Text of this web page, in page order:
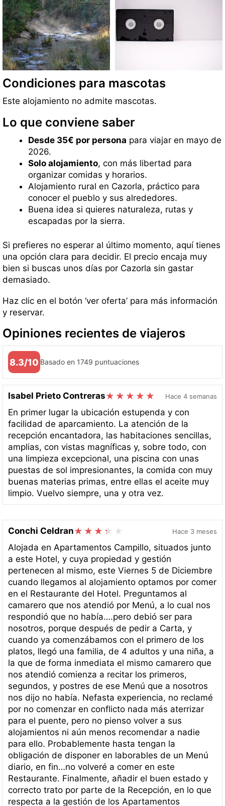
Condiciones para mascotas
Este alojamiento no admite mascotas.
Lo que conviene saber
Desde 35€ por persona para viajar en mayo de
2026.
Solo alojamiento, con más libertad para
organizar comidas y horarios.
Alojamiento rural en Cazorla, práctico para
conocer el pueblo y sus alrededores.
Buena idea si quieres naturaleza, rutas y
escapadas por la sierra.
Si prefieres no esperar al último momento, aquí tienes
una opción clara para decidir. El precio encaja muy
bien si buscas unos días por Cazorla sin gastar
demasiado.
Haz clic en el botón ‘ver oferta’ para más información
y reservar.
Opiniones recientes de viajeros
8.3/10 Basado en 1749 puntuaciones
Isabel Prieto Contreras Hace 4 semanas
En primer lugar la ubicación estupenda y con
facilidad de aparcamiento. La atención de la
recepción encantadora, las habitaciones sencillas,
amplias, con vistas magníficas y, sobre todo, con
una limpieza excepcional, una piscina con unas
puestas de sol impresionantes, la comida con muy
buenas materias primas, entre ellas el aceite muy
limpio. Vuelvo siempre, una y otra vez.
Conchi Celdran Hace 3 meses
Alojada en Apartamentos Campillo, situados junto
a este Hotel, y cuya propiedad y gestión
pertenecen al mismo, este Viernes 5 de Diciembre
cuando llegamos al alojamiento optamos por comer
en el Restaurante del Hotel. Preguntamos al
camarero que nos atendió por Menú, a lo cual nos
respondió que no había….pero debió ser para
nosotros, porque después de pedir a Carta, y
cuando ya comenzábamos con el primero de los
platos, llegó una familia, de 4 adultos y una niña, a
la que de forma inmediata el mismo camarero que
nos atendió comienza a recitar los primeros,
segundos, y postres de ese Menú que a nosotros
nos dijo no había. Nefasta experiencia, no reclamé
por no comenzar en conflicto nada más aterrizar
para el puente, pero no pienso volver a sus
alojamientos ni aún menos recomendar a nadie
para ello. Probablemente hasta tengan la
obligación de disponer en laborables de un Menú
diario, en fin…no volveré a comer en este
Restaurante. Finalmente, añadir el buen estado y
correcto trato por parte de la Recepción, en lo que
respecta a la gestión de los Apartamentos